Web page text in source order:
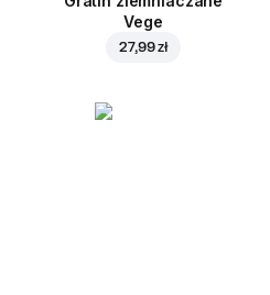
Vege
27,99 zł